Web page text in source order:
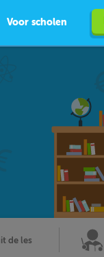
Voor scholen
de les